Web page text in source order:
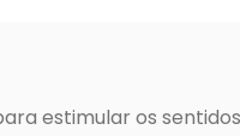
estimular os